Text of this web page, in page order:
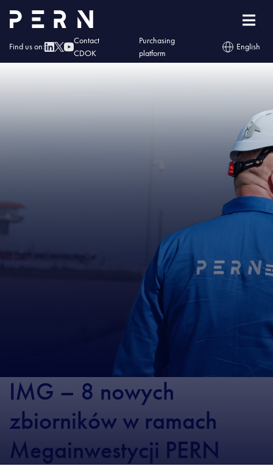
Find us on:
Contact
CDOK
Purchasing
platform
English
Home »IMG – 8 nowych zbiorników w ramach Megainwestycji PERN
IMG – 8 nowych
zbiorników w ramach
Megainwestycji PERN